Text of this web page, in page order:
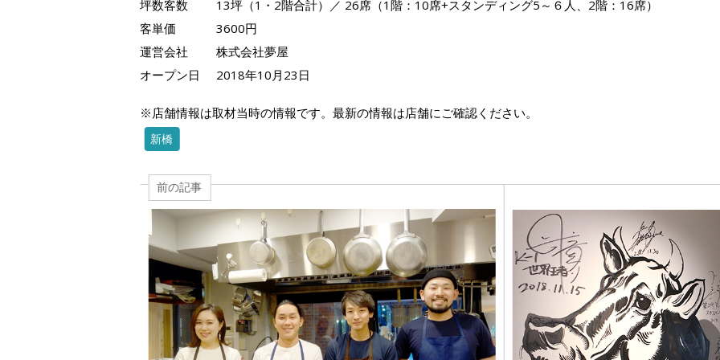
坪数客数
13坪（1・2階合計）／ 26席（1階：10席+スタンディング5～６人、2階：16席）
客単価
3600円
運営会社
株式会社夢屋
オープン日
2018年10月23日
※店舗情報は取材当時の情報です。最新の情報は店舗にご確認ください。
新橋
前の記事